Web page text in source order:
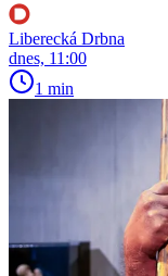
Liberecká Drbna
dnes, 11:00
1 min